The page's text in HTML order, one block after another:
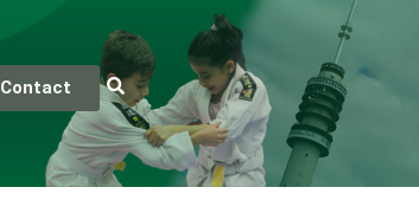
Contact